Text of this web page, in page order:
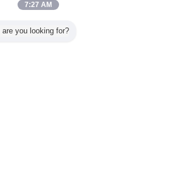
7:27 AM
you looking for?